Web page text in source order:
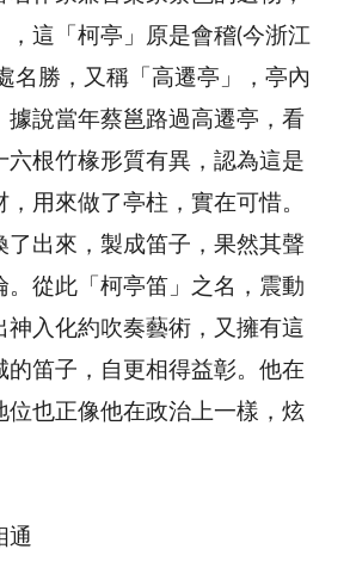
，這「柯亭」原是會稽(今浙江
名勝，又稱「高遷亭」，亭內
據說當年蔡邕路過高遷亭，看
六根竹椽形質有異，認為這是
用來做了亭柱，實在可惜。
了出來，製成笛子，果然其聲
。從此「柯亭笛」之名，震動
神入化約吹奏藝術，又擁有這
的笛子，自更相得益彰。他在
位也正像他在政治上一樣，炫
通